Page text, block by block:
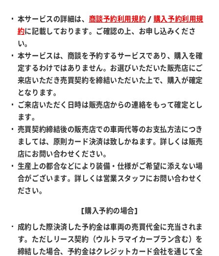
本サービスの詳細は、 商談予約利用規約 / 購入予約利用規
約に記載しております。ご確認の上、お申し込みくださ
い。
本サービスは、商談を予約するサービスであり、購入を確
定するわけではありません。お選びいただいた販売店にご
来店いただき売買契約を締結いただいた上で、購入が確定
となります。
ご来店いただく日時は販売店からの連絡をもって確定とし
ます。
売買契約締結後の販売店での車両代等のお支払方法につき
ましては、原則カード決済は致しかねます。詳しくは販売
店にお問い合わせください。
生産上の都合などにより装備・仕様がご希望に添えない場
合がございます。詳しくは営業スタッフにお問い合わせく
ださい。
[購入予約の場合]
成約した際決済した予約金は車両の売買代金に充当されま
す。ただしリース契約（ウルトラマイカープラン含む）を
締結した場合、予約金はクレジットカード会社を通じて全